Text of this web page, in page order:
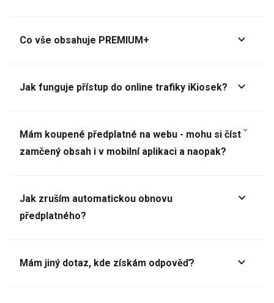
Co vše obsahuje PREMIUM+
Jak funguje přístup do online trafiky iKiosek?
Mám koupené předplatné na webu - mohu si číst
zamčený obsah i v mobilní aplikaci a naopak?
Jak zruším automatickou obnovu
předplatného?
Mám jiný dotaz, kde získám odpověď?